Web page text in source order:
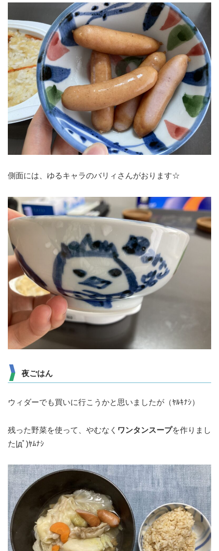
側面には、ゆるキャラのバリィさんがおります☆
夜ごはん
ウィダーでも買いに行こうかと思いましたが（ﾔﾙｷﾅｼ）
残った野菜を使って、やむなく ワンタンスープを作りまし
た|дﾟ)ﾔﾑﾅｼ